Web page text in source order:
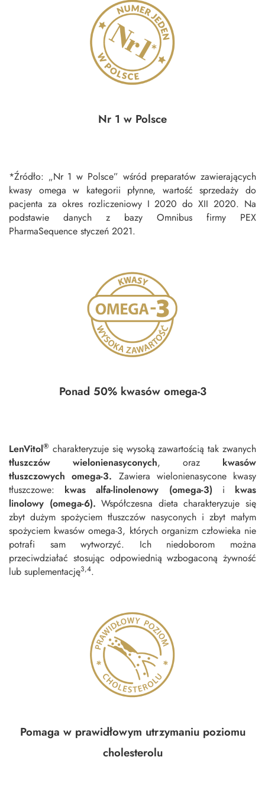
Nr 1 w Polsce
*Źródło: „Nr 1 w Polsce” wśród preparatów zawierających
kwasy omega w kategorii płynne, wartość sprzedaży do
pacjenta za okres rozliczeniowy I 2020 do XII 2020. Na
podstawie danych z bazy Omnibus firmy PEX
PharmaSequence styczeń 2021.
Ponad 50% kwasów omega-3
LenVitol® charakteryzuje się wysoką zawartością tak zwanych
tłuszczów wielonienasyconych, oraz
kwasów
tłuszczowych omega-3. Zawiera wielonienasycone kwasy
tłuszczowe:
kwas alfa-linolenowy (omega-3) i
kwas
linolowy (omega-6). Współczesna dieta charakteryzuje się
zbyt dużym spożyciem tłuszczów nasyconych i zbyt małym
spożyciem kwasów omega-3, których organizm człowieka nie
potrafi sam wytworzyć. Ich niedoborom można
przeciwdziałać stosując odpowiednią wzbogaconą żywność
lub suplementację3,4.
Pomaga w prawidłowym utrzymaniu poziomu
cholesterolu